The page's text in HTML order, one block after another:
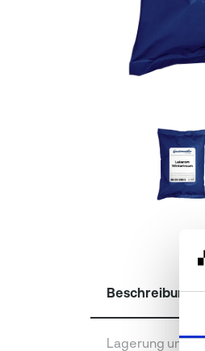
Beschreibung
Lagerung und